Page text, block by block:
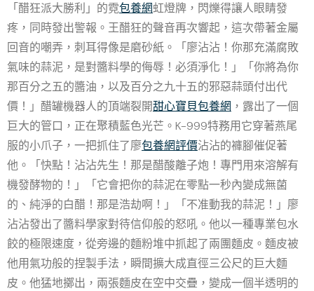
「醋狂派大勝利」的霓包養網虹燈牌，閃爍得讓人眼睛發
疼，同時發出警報。王醋狂的聲音再次響起，這次帶著金屬
回音的嘲弄，刺耳得像是磨砂紙。「廖沾沾！你那充滿腐敗
氣味的蒜泥，是對醬料學的侮辱！必須淨化！」「你將為你
那百分之五的醬油，以及百分之九十五的邪惡蒜頭付出代
價！」醋罐機器人的頂端裂開甜心寶貝包養網 ，露出了一個
巨大的管口，正在聚積藍色光芒。K-999特務用它穿著燕尾
服的小爪子，一把抓住了廖包養網評價沾沾的褲腳催促著
他。「快點！沾沾先生！那是醋酸離子炮！專門用來溶解有
機發酵物的！」「它會把你的蒜泥在零點一秒內變成無菌
的、純淨的白醋！那是浩劫啊！」「不准動我的蒜泥！」廖
沾沾發出了醬料學家對待信仰般的怒吼。他以一種專業包水
餃的極限速度，從旁邊的麵粉堆中抓起了兩團麵皮。麵皮被
他用氣功般的捏製手法，瞬間擴大成直徑三公尺的巨大麵
皮。他猛地擲出，兩張麵皮在空中交疊，變成一個半透明的